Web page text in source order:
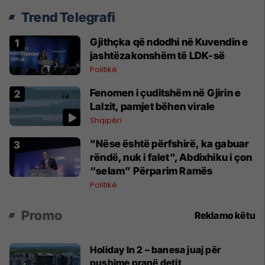
Trend Telegrafi
Gjithçka që ndodhi në Kuvendin e
jashtëzakonshëm të LDK-së
Politikë
Fenomen i çuditshëm në Gjirin e
Lalzit, pamjet bëhen virale
Shqipëri
"Nëse është përfshirë, ka gabuar
rëndë, nuk i falet", Abdixhiku i çon
“selam” Përparim Ramës
Politikë
Promo Reklamo këtu
Holiday In 2 – banesa juaj për
pushime pranë detit